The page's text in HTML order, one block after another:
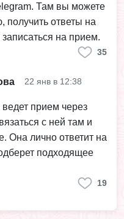
Там вы можете
получить ответы на
на прием.
35
22 янв в 12:38
прием через
с ней там и
Она лично ответит на
подходящее
19